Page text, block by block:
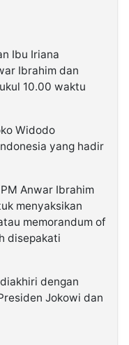
Ibu Iriana
Ibrahim dan
10.00 waktu
Widodo
yang hadir
Anwar Ibrahim
menyaksikan
memorandum of
disepakati
dengan
Jokowi dan